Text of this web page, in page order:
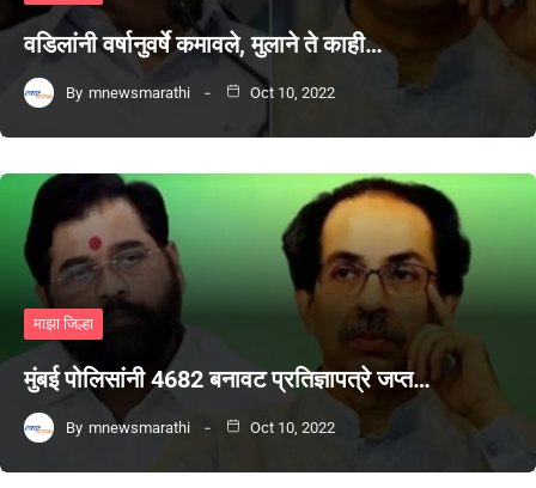
वडिलांनी वर्षानुवर्षे कमावले, मुलाने ते काही…
By mnewsmarathi Oct 10, 2022
माझा जिल्हा
मुंबई पोलिसांनी 4682 बनावट प्रतिज्ञापत्रे जप्त…
By mnewsmarathi Oct 10, 2022